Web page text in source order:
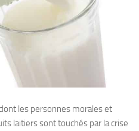
les personnes morales et
laitiers sont touchés par la crise